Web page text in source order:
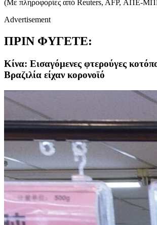
(Με πληροφορίες από Reuters, AFP, ΑΠΕ-
Advertisement
ΠΡΙΝ ΦΥΓΕΤΕ:
Κίνα: Εισαγόμενες φτερούγες
Βραζιλία είχαν κορονοϊό